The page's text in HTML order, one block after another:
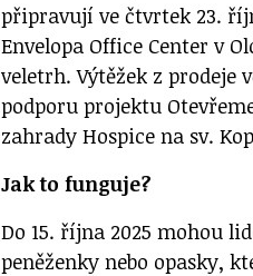
připravují ve čtvrtek 23.
Envelopa Office Center v
veletrh. Výtěžek z prodeje
podporu projektu
zahrady Hospice na sv.
Jak to funguje?
Do 15. října 2025 mohou
peněženky nebo opasky,